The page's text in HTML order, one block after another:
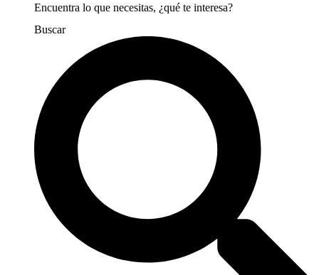
Encuentra lo que necesitas, ¿qué te interesa?
Buscar